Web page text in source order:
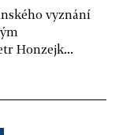
vyznání
Honzejk...